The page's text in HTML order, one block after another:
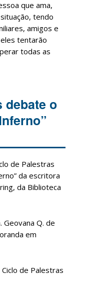
que ama,
tendo
amigos e
tentarão
todas as
debate o
de Palestras
da escritora
da Biblioteca
Geovana Q. de
em
de Palestras